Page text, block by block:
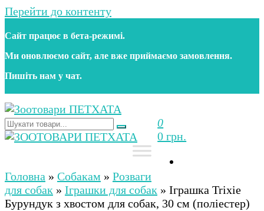
Перейти до контенту
Сайт працює в бета‑режимі.
Ми оновлюємо сайт, але вже приймаємо замовлення.
Пишіть нам у чат.
Зоотовари ПЕТХАТА
Зоомагазин для собак та котів | Корм, іграшки,
аксесуари та догляд за тваринами. Доставка по
0
0 грн.
Зоомагазин для собак та котів | Корм, іграшки,
аксесуари та догляд за тваринами. Доставка по
Україні
Головна » Собакам » Розваги
для собак » Іграшки для собак » Іграшка Trixie
Бурундук з хвостом для собак, 30 см (поліестер)